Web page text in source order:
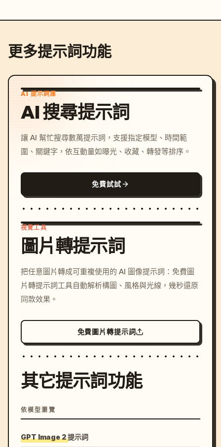
更多提示詞功能
AI 提示詞庫
AI 搜尋提示詞
讓 AI 幫忙搜尋數萬提示詞，支援指定模型、時間範
圍、關鍵字，依互動量如曝光、收藏、轉發等排序。
免費試試
c, cyberpunk sunset, neon
colors, 8k --v 6.0
視覺工具
圖片轉提示詞
把任意圖片轉成可重複使用的 AI 圖像提示詞：免費圖
片轉提示詞工具自動解析構圖、風格與光線，幾秒還原
同款效果。
免費圖片轉提示詞
其它提示詞功能
依模型瀏覽
GPT Image 2 提示詞